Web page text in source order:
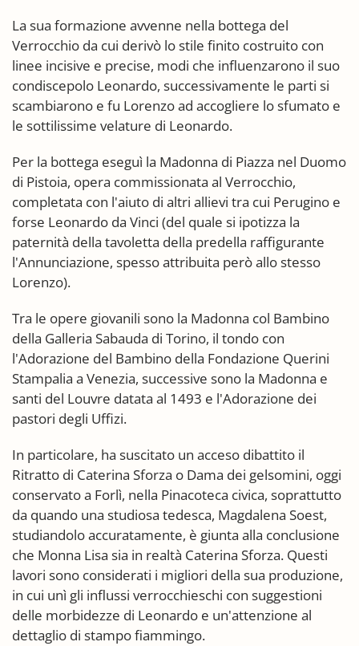
La sua formazione avvenne nella bottega del
Verrocchio da cui derivò lo stile finito costruito con
linee incisive e precise, modi che influenzarono il suo
condiscepolo Leonardo, successivamente le parti si
scambiarono e fu Lorenzo ad accogliere lo sfumato e
le sottilissime velature di Leonardo.
Per la bottega eseguì la Madonna di Piazza nel Duomo
di Pistoia, opera commissionata al Verrocchio,
completata con l'aiuto di altri allievi tra cui Perugino e
forse Leonardo da Vinci (del quale si ipotizza la
paternità della tavoletta della predella raffigurante
l'Annunciazione, spesso attribuita però allo stesso
Lorenzo).
Tra le opere giovanili sono la Madonna col Bambino
della Galleria Sabauda di Torino, il tondo con
l'Adorazione del Bambino della Fondazione Querini
Stampalia a Venezia, successive sono la Madonna e
santi del Louvre datata al 1493 e l'Adorazione dei
pastori degli Uffizi.
In particolare, ha suscitato un acceso dibattito il
Ritratto di Caterina Sforza o Dama dei gelsomini, oggi
conservato a Forlì, nella Pinacoteca civica, soprattutto
da quando una studiosa tedesca, Magdalena Soest,
studiandolo accuratamente, è giunta alla conclusione
che Monna Lisa sia in realtà Caterina Sforza. Questi
lavori sono considerati i migliori della sua produzione,
in cui unì gli influssi verrocchieschi con suggestioni
delle morbidezze di Leonardo e un'attenzione al
dettaglio di stampo fiammingo.